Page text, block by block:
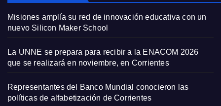
Misiones amplía su red de innovación educativa con un
nuevo Silicon Maker School
La UNNE se prepara para recibir a la ENACOM 2026
que se realizará en noviembre, en Corrientes
Representantes del Banco Mundial conocieron las
políticas de alfabetización de Corrientes